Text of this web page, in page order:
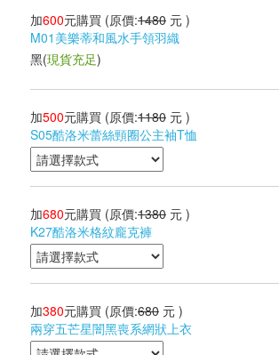
加600元購買 (原價:1480 元 )
M01美樂蒂和風水手領羽織
黑(現貨充足)
加500元購買 (原價:1180 元 )
S05酷洛米蕾絲頸圈公主袖T恤
加680元購買 (原價:1380 元 )
K27酷洛米格紋龐克褲
加380元購買 (原價:680 元 )
兩穿五芒星闇黑喪系網狀上衣